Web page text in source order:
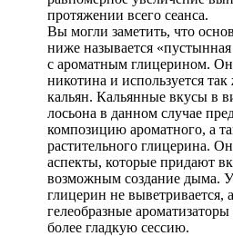
протяжении всего сеанса.
Вы могли заметить, что
ниже называется
с ароматным глицерином. Он
никотина и используется так
кальян. Кальянные вкусы в
лосьона в данном случае
композицию ароматного, а
растительного глицерина.
аспекты, которые придают
возможным создание дыма.
глицерин не выветривается,
гелеобразные
более гладкую сессию.